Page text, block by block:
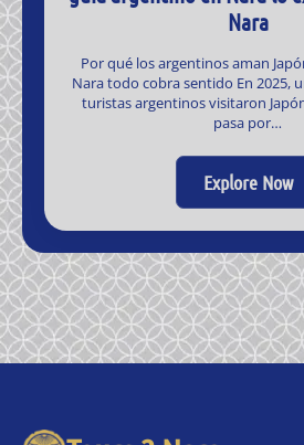
Nara
Por qué los argentinos aman
Nara todo cobra sentido En 2025,
turistas argentinos visitaron
pasa por…
Explore Now